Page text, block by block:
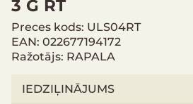
3 G RT
Preces kods: ULS04RT
EAN: 022677194172
Ražotājs: RAPALA
IEDZIĻINĀJUMS